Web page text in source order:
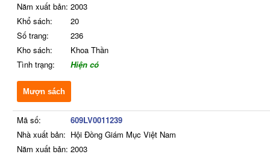
Năm xuất bản: 2003
Khổ sách:
20
Số trang:
236
Kho sách:
Khoa Thần
Tình trạng:
Hiện có
Mượn sách
Mã số:
609LV0011239
Nhà xuất bản: Hội Đồng Giám Mục Việt Nam
Năm xuất bản: 2003